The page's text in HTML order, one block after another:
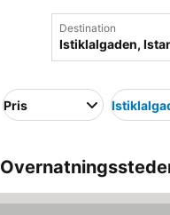
Destination
Pris